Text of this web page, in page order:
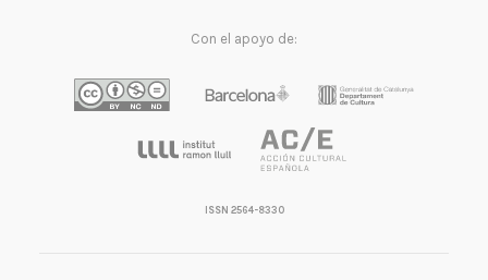
Con el apoyo de:
ISSN 2564-8330